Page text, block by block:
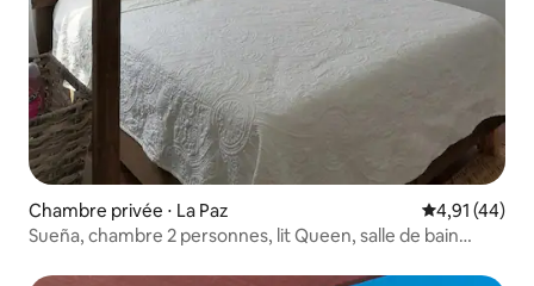
Chambre privée ⋅ La Paz Évaluation
4,91 (44)
Sueña, chambre 2 personnes, lit Queen, salle de bain